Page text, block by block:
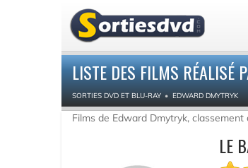
LISTE DES FILMS RÉALISÉ
SORTIES DVD ET BLU-RAY EDWARD DMYTRYK
Films de Edward Dmytryk,
LE